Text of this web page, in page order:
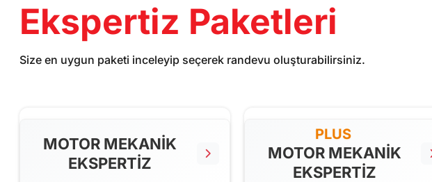
Ekspertiz Paketleri
Size en uygun paketi inceleyip seçerek randevu oluşturabilirsiniz.
MOTOR MEKANİK
EKSPERTİZ
PLUS
MOTOR MEKANİK
EKSPERTİZ